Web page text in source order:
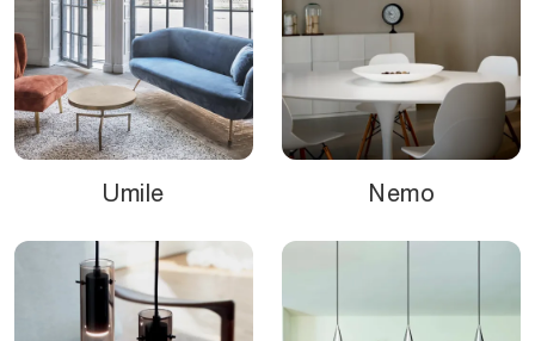
Umile Nemo